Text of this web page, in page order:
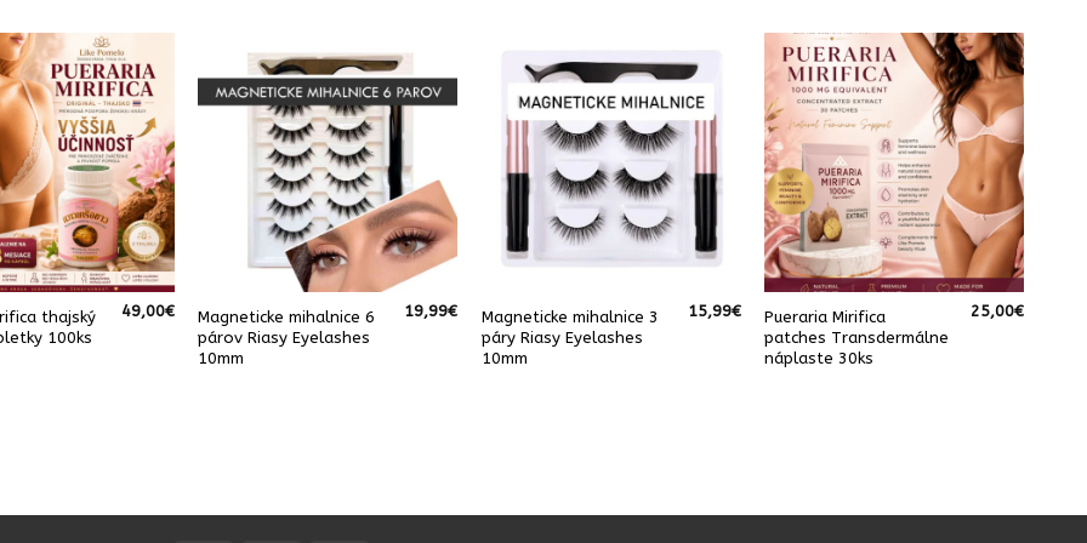
thajský
100ks
49,00€
Magneticke mihalnice 6
párov Riasy Eyelashes
10mm
19,99€
Magneticke mihalnice 3
páry Riasy Eyelashes
10mm
15,99€
Pueraria Mirifica
patches Transdermálne
náplaste 30ks
25,00€